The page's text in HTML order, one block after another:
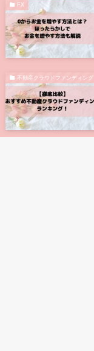
FX
不動産クラウドファンディング